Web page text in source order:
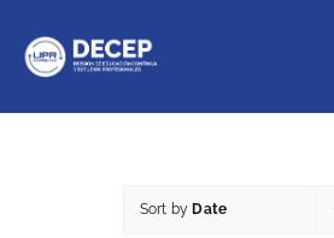
content
Sort by Date